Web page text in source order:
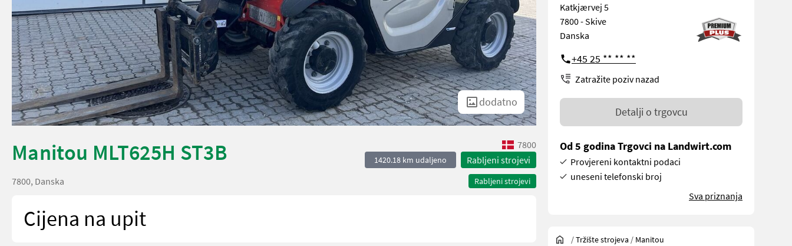
dodatno
Manitou MLT625H ST3B 7800
1420.18 km udaljeno Rabljeni strojevi
Rabljeni strojevi
7800, Danska
Cijena na upit
Katkjærvej 5
7800 - Skive
Danska
+45 25 ** ** **
Zatražite poziv nazad
Detalji o trgovcu
Od 5 godina Trgovci na Landwirt.com
Provjereni kontaktni podaci
uneseni telefonski broj
Sva priznanja
/Tržište strojeva / Manitou